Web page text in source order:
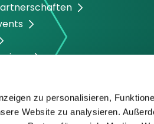
zu personalisieren,
Website zu analysieren.